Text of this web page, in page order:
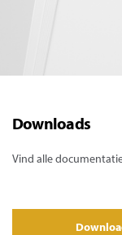
Downloads
Vind alle